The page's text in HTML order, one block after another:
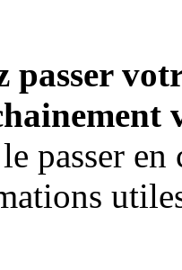
passer
passer